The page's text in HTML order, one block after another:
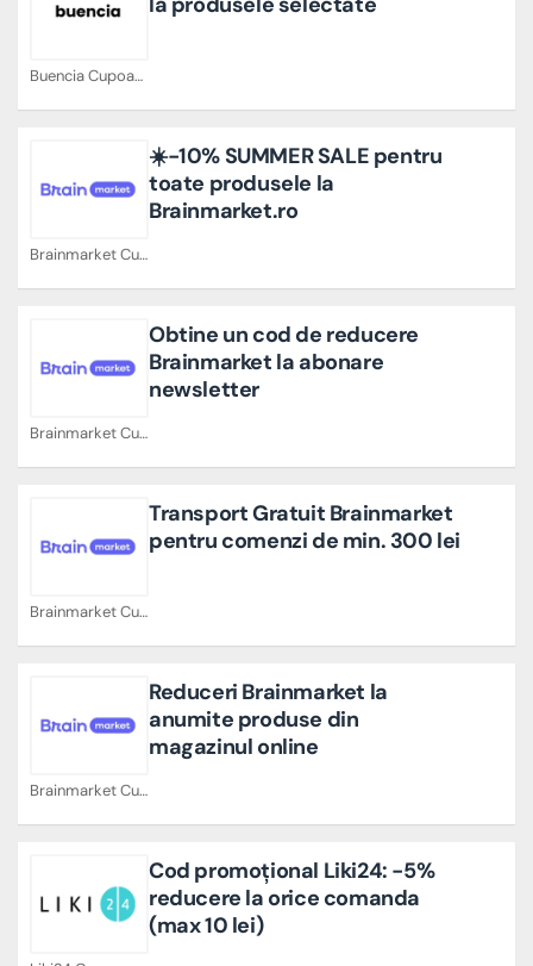
Buencia Cupoane
Brainmarket Cupoane
☀️−10% SUMMER SALE pentru
toate produsele la
Brainmarket.ro
Brainmarket Cupoane
Obtine un cod de reducere
Brainmarket la abonare
newsletter
Brainmarket Cupoane
Transport Gratuit Brainmarket
pentru comenzi de min. 300 lei
Brainmarket Cupoane
Reduceri Brainmarket la
anumite produse din
magazinul online
Cod promoțional Liki24: -5%
reducere la orice comanda
(max 10 lei)